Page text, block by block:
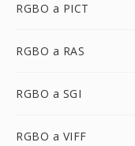
RGBO a PICT
RGBO a RAS
RGBO a SGI
RGBO a VIFF